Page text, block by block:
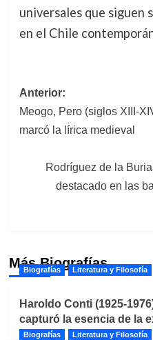
universales que siguen
en el Chile
Navegación
de
Anterior:
Meogo, Pero (siglos XIII-
marcó la lírica medieval
Rodríguez de la
destacado en las
Más Biografías
Biografías Literatura y Filosofía
Haroldo Conti (1925-
capturó la esencia de la
Biografías Literatura y Filosofía